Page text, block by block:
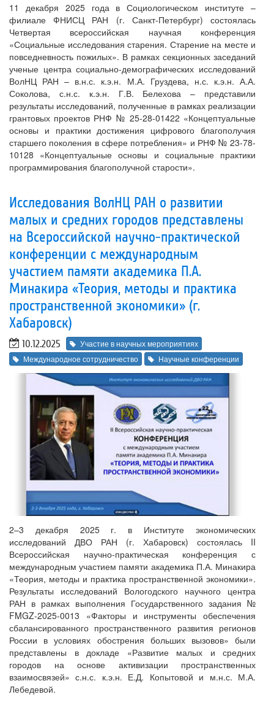
11 декабря 2025 года в Социологическом институте –
филиале ФНИСЦ РАН (г. Санкт-Петербург) состоялась
Четвертая всероссийская научная конференция
«Социальные исследования старения. Старение на месте и
повседневность пожилых». В рамках секционных заседаний
ученые центра социально-демографических исследований
ВолНЦ РАН – в.н.с. к.э.н. М.А. Груздева, н.с. к.э.н. А.А.
Соколова, с.н.с. к.э.н. Г.В. Белехова – представили
результаты исследований, полученные в рамках реализации
грантовых проектов РНФ № 25-28-01422 «Концептуальные
основы и практики достижения цифрового благополучия
старшего поколения в сфере потребления» и РНФ № 23-78-
10128 «Концептуальные основы и социальные практики
программирования благополучной старости».
Исследования ВолНЦ РАН о развитии
малых и средних городов представлены
на Всероссийской научно-практической
конференции с международным
участием памяти академика П.А.
Минакира «Теория, методы и практика
пространственной экономики» (г.
Хабаровск)
10.12.2025
Участие в научных мероприятиях
Международное сотрудничество
Научные конференции
2–3 декабря 2025 г. в Институте экономических
исследований ДВО РАН (г. Хабаровск) состоялась II
Всероссийская научно-практическая конференция с
международным участием памяти академика П.А. Минакира
«Теория, методы и практика пространственной экономики».
Результаты исследований Вологодского научного центра
РАН в рамках выполнения Государственного задания №
FMGZ-2025-0013 «Факторы и инструменты обеспечения
сбалансированного пространственного развития регионов
России в условиях обострения больших вызовов» были
представлены в докладе «Развитие малых и средних
городов на основе активизации пространственных
взаимосвязей» с.н.с. к.э.н. Е.Д. Копытовой и м.н.с. М.А.
Лебедевой.